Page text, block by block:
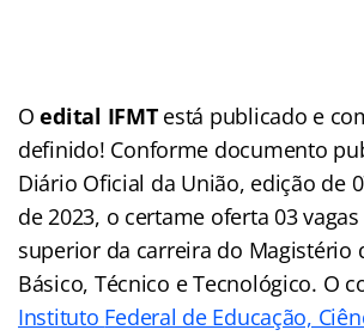
Oedital IFMTestá publicado e
definido! Conforme documento
Diário Oficial da União, edição de
de 2023, o certame oferta 03
superior da carreira do Magistério
Básico, Técnico e Tecnológico. O
Instituto Federal de Educação,